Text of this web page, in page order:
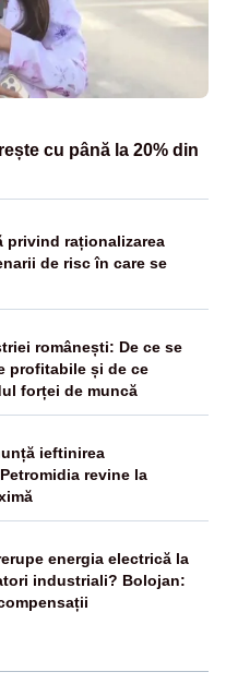
cu până la 20% din
privind raționalizarea
de risc în care se
românești: De ce se
profitabile și de ce
forței de muncă
ieftinirea
revine la
energia electrică la
industriali? Bolojan: